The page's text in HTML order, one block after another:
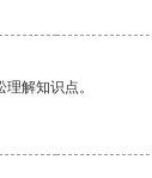
解知识点。